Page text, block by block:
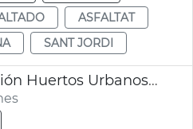
ASFALTAT
SANT JORDI
Licitación reparación Huertos Urbanos Sociópolis